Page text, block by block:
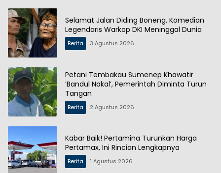
Selamat Jalan Diding Boneng, Komedian
Legendaris Warkop DKI Meninggal Dunia
Berita 3 Agustus 2026
Petani Tembakau Sumenep Khawatir
‘Bandul Nakal’, Pemerintah Diminta Turun
Tangan
Berita 2 Agustus 2026
Kabar Baik! Pertamina Turunkan Harga
Pertamax, Ini Rincian Lengkapnya
Berita 1 Agustus 2026